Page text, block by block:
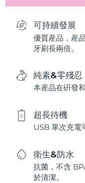
可持續發展
優質産品，産
牙刷長兩倍。
純素&零殘忍
本産品在硏發
超長待機
USB 單次充電
衛生&防水
抗菌，不含
於清潔。